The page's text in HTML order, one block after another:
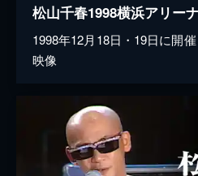
松山千春1998横浜アリー
1998年12月18日・19日に開
映像